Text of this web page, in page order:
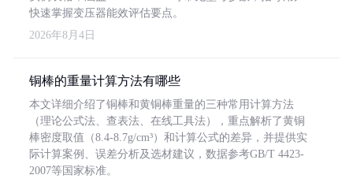
快速掌握变压器能效评估要点。
2026年8月4日
铜棒的重量计算方法有哪些
本文详细介绍了铜棒和黄铜棒重量的三种常用计算方法
（理论公式法、查表法、在线工具法），重点解析了黄铜
棒密度取值（8.4-8.7g/cm³）和计算公式的差异，并提供实
际计算案例、误差分析及选材建议，数据参考GB/T 4423-
2007等国家标准。